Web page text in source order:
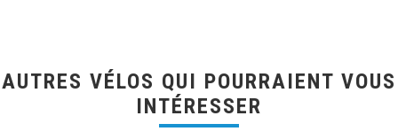
AUTRES VÉLOS QUI POURRAIENT VOUS
INTÉRESSER